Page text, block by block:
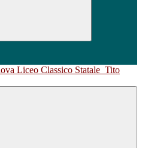
Liceo Classico Statale Tito